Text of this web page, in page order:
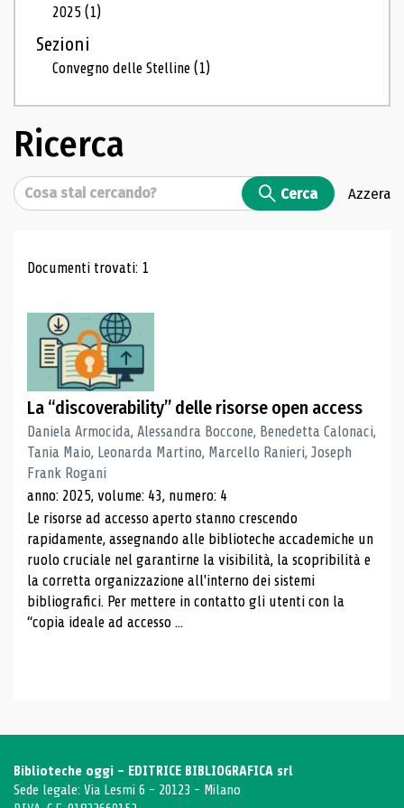
2025(1)
Sezioni
Convegno delle Stelline(1)
Ricerca
Cerca Cerca Azzera
Risultati di ricerca
Documenti trovati: 1
La “discoverability” delle risorse open access
Daniela Armocida, Alessandra Boccone, Benedetta Calonaci,
Tania Maio, Leonarda Martino, Marcello Ranieri, Joseph
Frank Rogani
anno: 2025, volume: 43, numero: 4
Le risorse ad accesso aperto stanno crescendo
rapidamente, assegnando alle biblioteche accademiche un
ruolo cruciale nel garantirne la visibilità, la scopribilità e
la corretta organizzazione all'interno dei sistemi
bibliografici. Per mettere in contatto gli utenti con la
“copia ideale ad accesso ...
Biblioteche oggi - EDITRICE BIBLIOGRAFICA srl
Sede legale: Via Lesmi 6 - 20123 - Milano